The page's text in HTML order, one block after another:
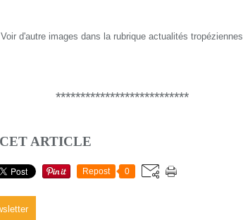
Voir d'autre images dans la rubrique actualités tropéziennes
***************************
ARTICLE
Repost 0